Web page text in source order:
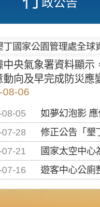
中央氣象署資料顯示
動向及早完成防災應
08-06
05
如夢幻泡影
28
修正公告「墾丁國家公
21
國家太空中心為辦理
16
遊客中心公廁